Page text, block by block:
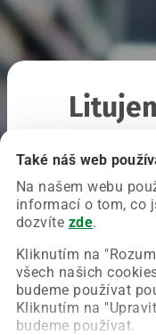
Také náš web
Na našem webu
informací o tom, co
dozvíte zde.
Kliknutím na
všech našich
budeme používat
Kliknutím na
budeme používat.
Chyba nastala
Zkuste prosím
Obnovit